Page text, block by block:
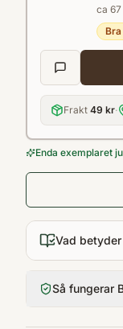
får in
den kommer!
ca
Frakt 49 kr·
Enda exemplaret
Vad
Så fungerar